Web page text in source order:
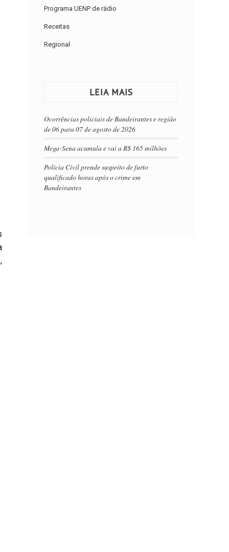
Programa UENP de rádio
Receitas
Regional
LEIA MAIS
Ocorrências policiais de Bandeirantes e região
de 06 para 07 de agosto de 2026
Mega-Sena acumula e vai a R$ 165 milhões
Polícia Civil prende suspeito de furto
qualificado horas após o crime em
Bandeirantes